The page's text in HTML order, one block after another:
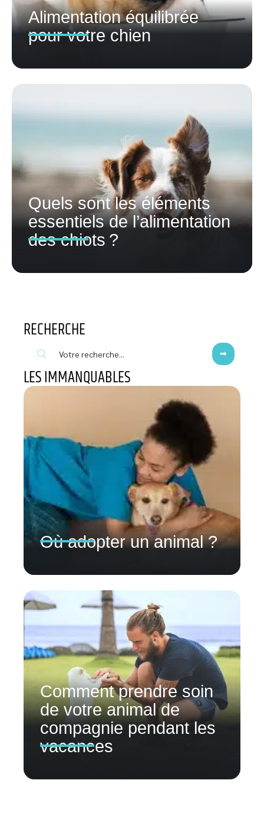
Alimentation équilibrée
pour votre chien
Quels sont les éléments
essentiels de l’alimentation
des chiots ?
RECHERCHE
LES IMMANQUABLES
Où adopter un animal ?
Comment prendre soin
de votre animal de
compagnie pendant les
vacances